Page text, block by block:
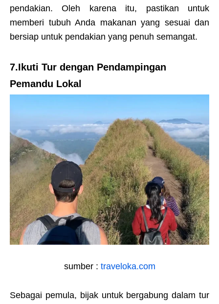
pendakian. Oleh karena itu, pastikan untuk
memberi tubuh Anda makanan yang sesuai dan
bersiap untuk pendakian yang penuh semangat.
7.Ikuti Tur dengan Pendampingan
Pemandu Lokal
sumber : traveloka.com
Sebagai pemula, bijak untuk bergabung dalam tur